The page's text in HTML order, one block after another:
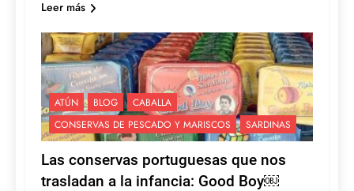
Leer más
ATÚN BLOG
CABALLA
CONSERVAS DE PESCADO Y MARISCOS
SARDINAS
Las conservas portuguesas que nos
trasladan a la infancia: Good Boy￼